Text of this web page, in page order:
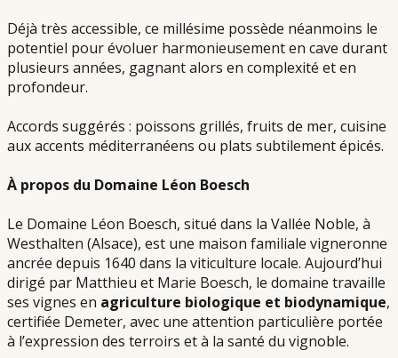
Déjà très accessible, ce millésime possède néanmoins le
potentiel pour évoluer harmonieusement en cave durant
plusieurs années, gagnant alors en complexité et en
profondeur.
Accords suggérés : poissons grillés, fruits de mer, cuisine
aux accents méditerranéens ou plats subtilement épicés.
À propos du Domaine Léon Boesch
Le Domaine Léon Boesch, situé dans la Vallée Noble, à
Westhalten (Alsace), est une maison familiale vigneronne
ancrée depuis 1640 dans la viticulture locale. Aujourd’hui
dirigé par Matthieu et Marie Boesch, le domaine travaille
ses vignes en agriculture biologique et biodynamique,
certifiée Demeter, avec une attention particulière portée
à l’expression des terroirs et à la santé du vignoble.